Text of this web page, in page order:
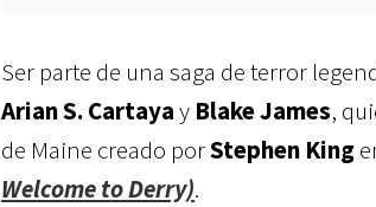
Ser parte de una saga de terror
Arian S. Cartayay Blake James,
de Maine creado porStephen King
Welcome to Derry).